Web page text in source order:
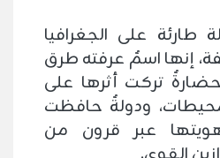
على الجغرافيا
إنها اسمٌ عرفته طرق
تركت أثرها على
ودولةٌ حافظت
عبر قرون من